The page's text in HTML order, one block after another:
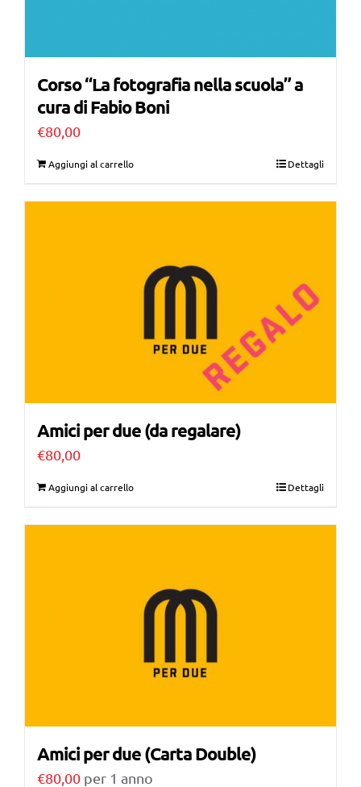
Corso “La fotografia nella scuola” a
cura di Fabio Boni
€80,00
Aggiungi al carrello Dettagli
Amici per due (da regalare)
€80,00
Aggiungi al carrello Dettagli
Amici per due (Carta Double)
€80,00 per 1 anno